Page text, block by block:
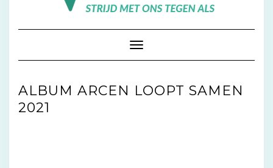
Toggle navigatie
ALBUM ARCEN LOOPT SAMEN
2021